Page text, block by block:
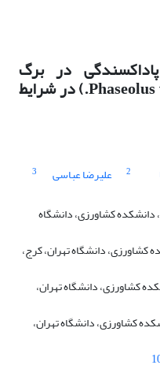
در برگ
ژنوتیپ‌های لوبیا (Phaseolus vulgaris L.) در شرایط
2 علیرضا عباسی 3
دانشکده کشاورزی، دانشگاه
کشاورزی، دانشگاه تهران، کرج،
کشاورزی، دانشگاه تهران،
کشاورزی، دانشگاه تهران،